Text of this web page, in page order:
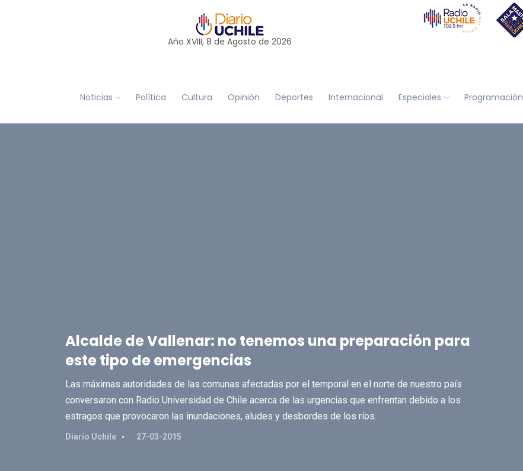
Año XVIII, 8 de Agosto de 2026
Noticias Política Cultura Opinión Deportes Internacional Especiales Programación
Alcalde de Vallenar: no tenemos una preparación para
este tipo de emergencias
Las máximas autoridades de las comunas afectadas por el temporal en el norte de nuestro país
conversaron con Radio Universidad de Chile acerca de las urgencias que enfrentan debido a los
estragos que provocaron las inundaciones, aludes y desbordes de los ríos.
Diario Uchile 27-03-2015